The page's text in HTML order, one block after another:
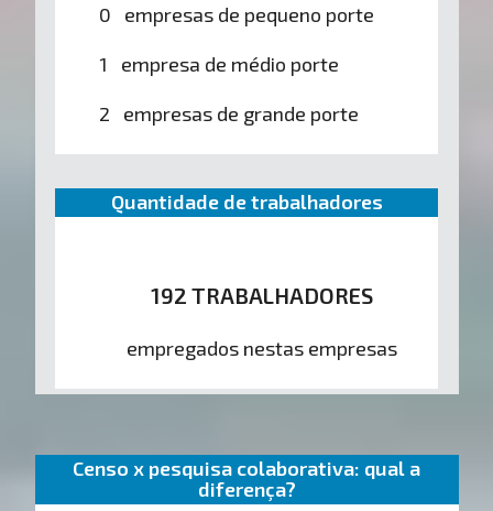
0 empresas de pequeno porte
1 empresa de médio porte
2 empresas de grande porte
Quantidade de trabalhadores
192 TRABALHADORES
empregados nestas empresas
Censo x pesquisa colaborativa: qual a
diferença?